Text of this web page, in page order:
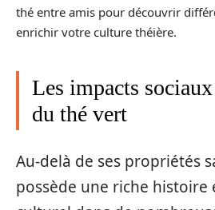
thé entre amis pour découvrir
enrichir votre culture théière.
Les impacts
du thé vert
Au-delà de ses propriétés
possède une riche histoire